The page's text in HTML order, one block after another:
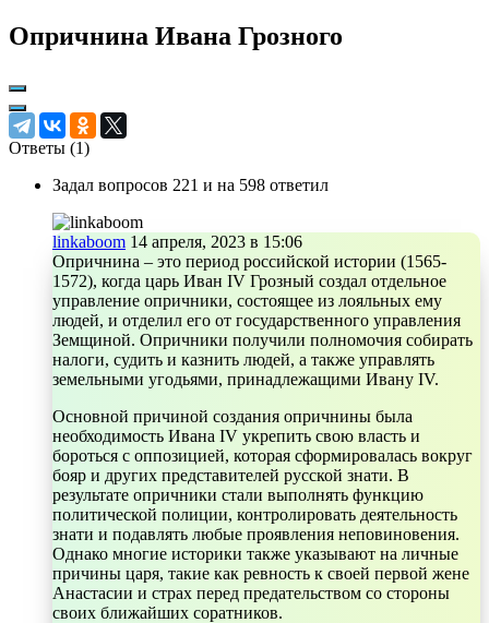
Опричнина Ивана Грозного
Ответы (1)
Задал вопросов 221 и на 598 ответил
linkaboom 14 апреля, 2023 в 15:06
Опричнина – это период российской истории (1565-
1572), когда царь Иван IV Грозный создал отдельное
управление опричники, состоящее из лояльных ему
людей, и отделил его от государственного управления
Земщиной. Опричники получили полномочия собирать
налоги, судить и казнить людей, а также управлять
земельными угодьями, принадлежащими Ивану IV.
Основной причиной создания опричнины была
необходимость Ивана IV укрепить свою власть и
бороться с оппозицией, которая сформировалась вокруг
бояр и других представителей русской знати. В
результате опричники стали выполнять функцию
политической полиции, контролировать деятельность
знати и подавлять любые проявления неповиновения.
Однако многие историки также указывают на личные
причины царя, такие как ревность к своей первой жене
Анастасии и страх перед предательством со стороны
своих ближайших соратников.